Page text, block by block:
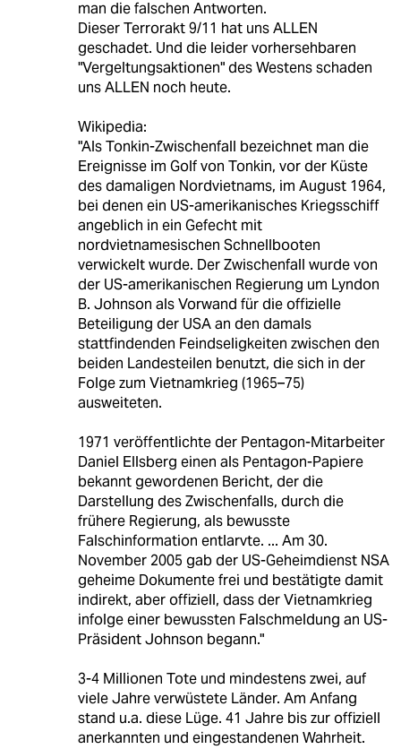
man die falschen Antworten.
Dieser Terrorakt 9/11 hat uns ALLEN
geschadet. Und die leider vorhersehbaren
"Vergeltungsaktionen" des Westens schaden
uns ALLEN noch heute.
Wikipedia:
"Als Tonkin-Zwischenfall bezeichnet man die
Ereignisse im Golf von Tonkin, vor der Küste
des damaligen Nordvietnams, im August 1964,
bei denen ein US-amerikanisches Kriegsschiff
angeblich in ein Gefecht mit
nordvietnamesischen Schnellbooten
verwickelt wurde. Der Zwischenfall wurde von
der US-amerikanischen Regierung um Lyndon
B. Johnson als Vorwand für die offizielle
Beteiligung der USA an den damals
stattfindenden Feindseligkeiten zwischen den
beiden Landesteilen benutzt, die sich in der
Folge zum Vietnamkrieg (1965–75)
ausweiteten.
1971 veröffentlichte der Pentagon-Mitarbeiter
Daniel Ellsberg einen als Pentagon-Papiere
bekannt gewordenen Bericht, der die
Darstellung des Zwischenfalls, durch die
frühere Regierung, als bewusste
Falschinformation entlarvte. ... Am 30.
November 2005 gab der US-Geheimdienst NSA
geheime Dokumente frei und bestätigte damit
indirekt, aber offiziell, dass der Vietnamkrieg
infolge einer bewussten Falschmeldung an US-
Präsident Johnson begann."
3-4 Millionen Tote und mindestens zwei, auf
viele Jahre verwüstete Länder. Am Anfang
stand u.a. diese Lüge. 41 Jahre bis zur offiziell
anerkannten und eingestandenen Wahrheit.